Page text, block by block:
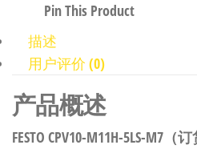
Pin This Product
描述
用户评价 (0)
产品概述
FESTO CPV10-M11H-5LS-M7（